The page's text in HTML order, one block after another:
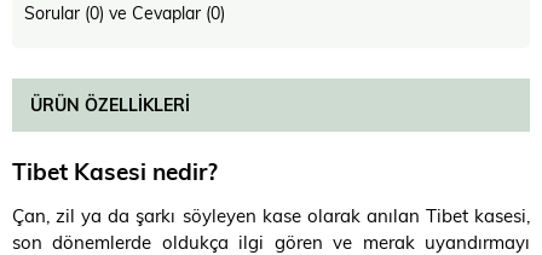
Sorular (0) ve Cevaplar (0)
ÜRÜN ÖZELLIKLERI
Tibet Kasesi nedir?
Çan, zil ya da şarkı söyleyen kase olarak anılan Tibet kasesi,
son dönemlerde oldukça ilgi gören ve merak uyandırmayı